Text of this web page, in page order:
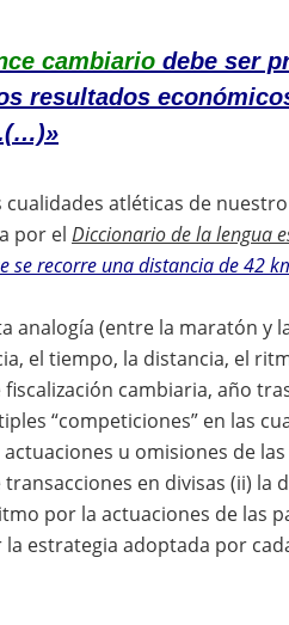
cambiario debe ser
resultados
atléticas de
por el Diccionario de la lengua
se recorre una distancia de 42
analogía (entre la maratón y
el tiempo, la distancia, el
cambiaria, año
“competiciones” en las
u omisiones de
en divisas (ii)
por la actuaciones de las
estrategia adoptada por